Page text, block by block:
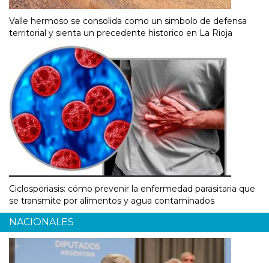
Valle hermoso se consolida como un simbolo de defensa
territorial y sienta un precedente historico en La Rioja
Ciclosporiasis: cómo prevenir la enfermedad parasitaria que
se transmite por alimentos y agua contaminados
NACIONALES